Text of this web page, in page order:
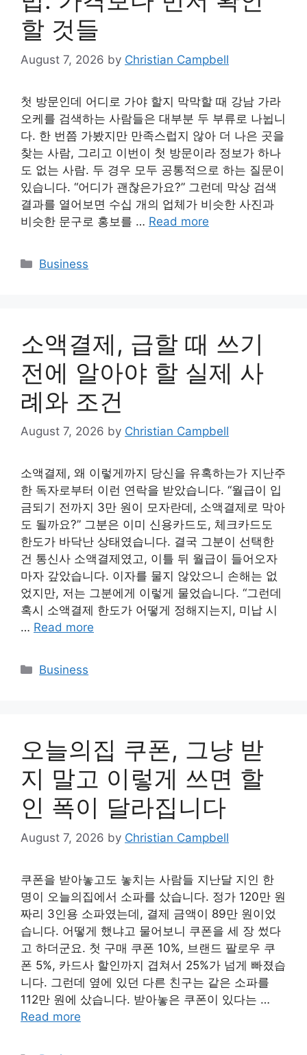
할 것들
August 7, 2026 by Christian Campbell
첫 방문인데 어디로 가야 할지 막막할 때 강남 가라
오케를 검색하는 사람들은 대부분 두 부류로 나뉩니
다. 한 번쯤 가봤지만 만족스럽지 않아 더 나은 곳을
찾는 사람, 그리고 이번이 첫 방문이라 정보가 하나
도 없는 사람. 두 경우 모두 공통적으로 하는 질문이
있습니다. “어디가 괜찮은가요?” 그런데 막상 검색
결과를 열어보면 수십 개의 업체가 비슷한 사진과
비슷한 문구로 홍보를 … Read more
Categories
Business
소액결제, 급할 때 쓰기
전에 알아야 할 실제 사
례와 조건
August 7, 2026 by Christian Campbell
소액결제, 왜 이렇게까지 당신을 유혹하는가 지난주
한 독자로부터 이런 연락을 받았습니다. “월급이 입
금되기 전까지 3만 원이 모자란데, 소액결제로 막아
도 될까요?” 그분은 이미 신용카드도, 체크카드도
한도가 바닥난 상태였습니다. 결국 그분이 선택한
건 통신사 소액결제였고, 이틀 뒤 월급이 들어오자
마자 갚았습니다. 이자를 물지 않았으니 손해는 없
었지만, 저는 그분에게 이렇게 물었습니다. “그런데
혹시 소액결제 한도가 어떻게 정해지는지, 미납 시
… Read more
Categories
Business
오늘의집 쿠폰, 그냥 받
지 말고 이렇게 쓰면 할
인 폭이 달라집니다
August 7, 2026 by Christian Campbell
쿠폰을 받아놓고도 놓치는 사람들 지난달 지인 한
명이 오늘의집에서 소파를 샀습니다. 정가 120만 원
짜리 3인용 소파였는데, 결제 금액이 89만 원이었
습니다. 어떻게 했냐고 물어보니 쿠폰을 세 장 썼다
고 하더군요. 첫 구매 쿠폰 10%, 브랜드 팔로우 쿠
폰 5%, 카드사 할인까지 겹쳐서 25%가 넘게 빠졌습
니다. 그런데 옆에 있던 다른 친구는 같은 소파를
112만 원에 샀습니다. 받아놓은 쿠폰이 있다는 …
Read more